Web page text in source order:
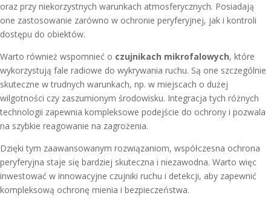
oraz przy niekorzystnych warunkach atmosferycznych. Posiadają
one zastosowanie zarówno w ochronie peryferyjnej, jak i kontroli
dostępu do obiektów.
Warto również wspomnieć o czujnikach mikrofalowych, które
wykorzystują fale radiowe do wykrywania ruchu. Są one szczególnie
skuteczne w trudnych warunkach, np. w miejscach o dużej
wilgotności czy zaszumionym środowisku. Integracja tych różnych
technologii zapewnia kompleksowe podejście do ochrony i pozwala
na szybkie reagowanie na zagrożenia.
Dzięki tym zaawansowanym rozwiązaniom, współczesna ochrona
peryferyjna staje się bardziej skuteczna i niezawodna. Warto więc
inwestować w innowacyjne czujniki ruchu i detekcji, aby zapewnić
kompleksową ochronę mienia i bezpieczeństwa.